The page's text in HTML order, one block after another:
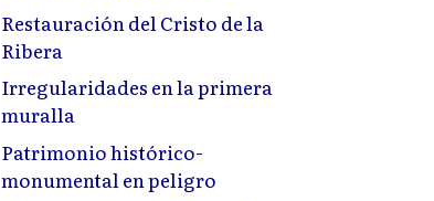
Restauración del Cristo de la
Ribera
Irregularidades en la primera
muralla
Patrimonio histórico-
monumental en peligro